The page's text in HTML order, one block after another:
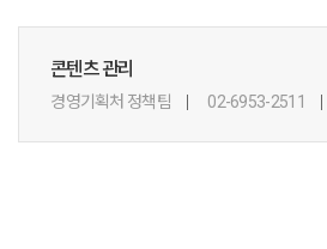
콘텐츠 관리
경영기획처 정책팀 02-6953-2511